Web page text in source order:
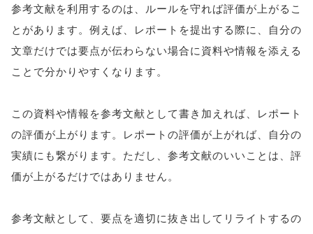
参考文献を利用するのは、ルールを守れば評価が上がるこ
とがあります。例えば、レポートを提出する際に、自分の
文章だけでは要点が伝わらない場合に資料や情報を添える
ことで分かりやすくなります。
この資料や情報を参考文献として書き加えれば、レポート
の評価が上がります。レポートの評価が上がれば、自分の
実績にも繋がります。ただし、参考文献のいいことは、評
価が上がるだけではありません。
参考文献として、要点を適切に抜き出してリライトするの